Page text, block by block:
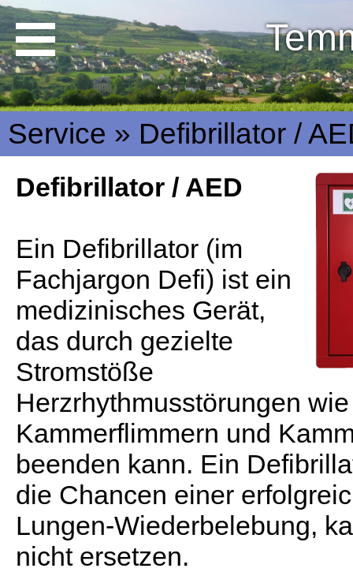
Service » Defibrillator /
Defibrillator / AED
Ein Defibrillator (im
Fachjargon Defi) ist ein
medizinisches Gerät,
das durch gezielte
Stromstöße
Herzrhythmusstörungen wie
Kammerflimmern und
beenden kann. Ein
die Chancen einer
Lungen-Wiederbelebung,
nicht ersetzen.